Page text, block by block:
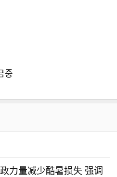
중
力量减少酷暑损失 强调